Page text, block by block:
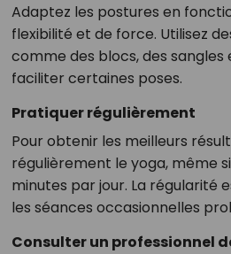
Adaptez les postures en
flexibilité et de force. Utilisez
comme des blocs, des sangles
faciliter certaines poses.
Pratiquer régulièrement
Pour obtenir les meilleurs
régulièrement le yoga, même
minutes par jour. La régularité
les séances occasionnelles
Consulter un professionnel